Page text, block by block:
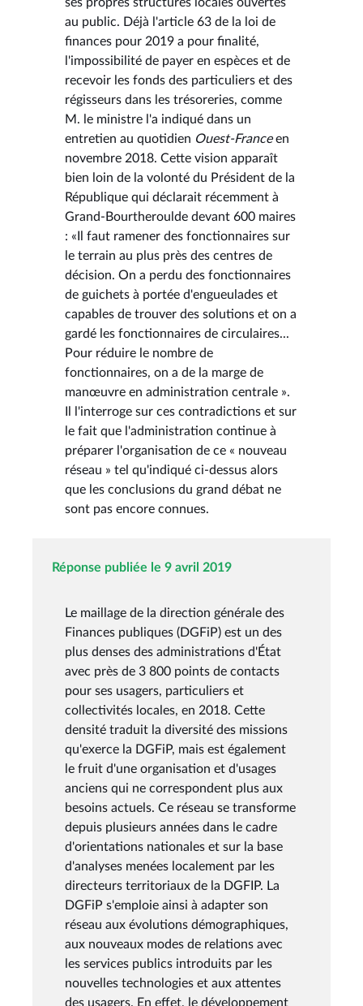
au public. Déjà l'article 63 de la loi de
finances pour 2019 a pour finalité,
l'impossibilité de payer en espèces et de
recevoir les fonds des particuliers et des
régisseurs dans les trésoreries, comme
M. le ministre l'a indiqué dans un
entretien au quotidien Ouest-Franceen
novembre 2018. Cette vision apparaît
bien loin de la volonté du Président de la
République qui déclarait récemment à
Grand-Bourtheroulde devant 600 maires
: «Il faut ramener des fonctionnaires sur
le terrain au plus près des centres de
décision. On a perdu des fonctionnaires
de guichets à portée d'engueulades et
capables de trouver des solutions et on a
gardé les fonctionnaires de circulaires...
Pour réduire le nombre de
fonctionnaires, on a de la marge de
manœuvre en administration centrale ».
Il l'interroge sur ces contradictions et sur
le fait que l'administration continue à
préparer l'organisation de ce « nouveau
réseau » tel qu'indiqué ci-dessus alors
que les conclusions du grand débat ne
sont pas encore connues.
Réponse publiée le 9 avril 2019
Le maillage de la direction générale des
Finances publiques (DGFiP) est un des
plus denses des administrations d'État
avec près de 3 800 points de contacts
pour ses usagers, particuliers et
collectivités locales, en 2018. Cette
densité traduit la diversité des missions
qu'exerce la DGFiP, mais est également
le fruit d'une organisation et d'usages
anciens qui ne correspondent plus aux
besoins actuels. Ce réseau se transforme
depuis plusieurs années dans le cadre
d'orientations nationales et sur la base
d'analyses menées localement par les
directeurs territoriaux de la DGFIP. La
DGFiP s'emploie ainsi à adapter son
réseau aux évolutions démographiques,
aux nouveaux modes de relations avec
les services publics introduits par les
nouvelles technologies et aux attentes
des usagers. En effet, le développement